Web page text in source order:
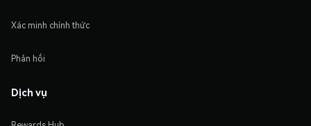
Xác minh chính thức
Phản hồi
Dịch vụ